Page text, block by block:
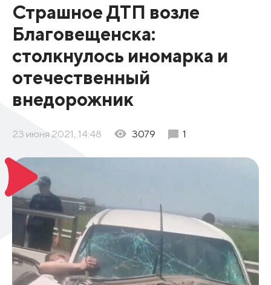
Страшное ДТП возле
Благовещенска:
столкнулось иномарка и
отечественный
внедорожник
23 июня 2021, 14:48 3079 1